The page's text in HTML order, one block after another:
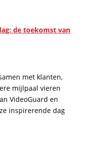
de toekomst van
met klanten,
mijlpaal vieren
VideoGuard en
inspirerende dag